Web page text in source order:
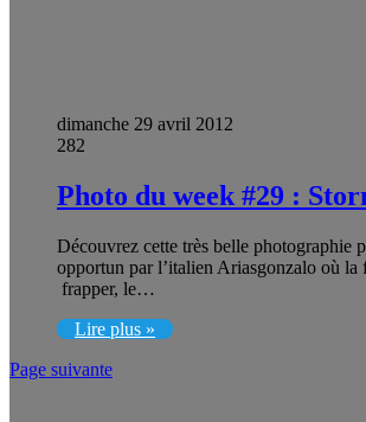
dimanche 29 avril 2012
282
Photo du week #29 :
Découvrez cette très belle photographie
opportun par l’italien Ariasgonzalo où la
frapper, le…
Lire plus »
Page suivante